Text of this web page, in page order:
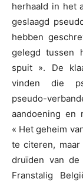
herhaald in het
geslaagd
hebben
gelegd tussen
spuit ». De
vinden die
pseudo-
aandoening en
« Het geheim
te citeren,
druïden van de
Franstalig